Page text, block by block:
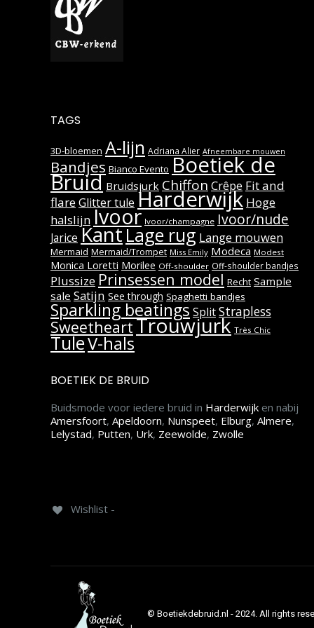
TAGS
3D-bloemen A-lijn Adriana Alier Afneembare mouwen
Bandjes Bianco Evento Boetiek de
Bruid Bruidsjurk Chiffon Crêpe Fit and
flareGlitter tule Harderwijk Hoge
halslijnIvoor Ivoor/champagne Ivoor/nude
Jarice KantLage rug Lange mouwen
Mermaid Mermaid/Trompet Miss Emily Modeca Modest
Monica Loretti Morilee Off-shoulder Off-shoulder bandjes
Plussize Prinsessen model Recht Sample
sale Satijn See through Spaghetti bandjes
Sparkling beatings SplitStrapless
SweetheartTrouwjurk Très Chic
TuleV-hals
BOETIEK DE BRUID
Buidsmode voor iedere bruid in Harderwijk en nabij
Amersfoort, Apeldoorn, Nunspeet, Elburg, Almere,
Lelystad, Putten, Urk, Zeewolde, Zwolle
Wishlist -
© Boetiekdebruid.nl - 2024. All rights